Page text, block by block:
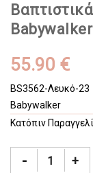
55.90 €
BS3562-Λευκό-23
Babywalker
Κατόπιν
- +